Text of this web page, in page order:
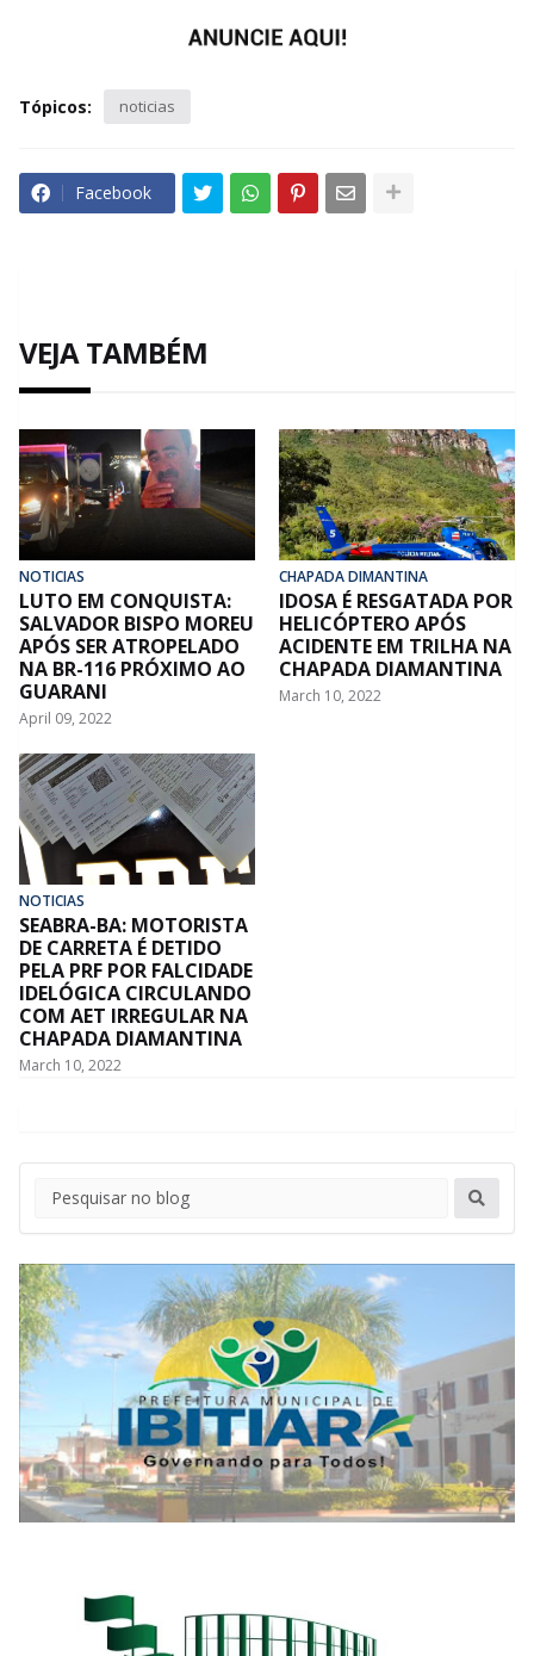
Tópicos: noticias
Facebook
VEJA TAMBÉM
NOTICIAS
LUTO EM CONQUISTA:
SALVADOR BISPO MOREU
APÓS SER ATROPELADO
NA BR-116 PRÓXIMO AO
GUARANI
April 09, 2022
CHAPADA DIMANTINA
IDOSA É RESGATADA POR
HELICÓPTERO APÓS
ACIDENTE EM TRILHA NA
CHAPADA DIAMANTINA
March 10, 2022
NOTICIAS
SEABRA-BA: MOTORISTA
DE CARRETA É DETIDO
PELA PRF POR FALCIDADE
IDELÓGICA CIRCULANDO
COM AET IRREGULAR NA
CHAPADA DIAMANTINA
March 10, 2022